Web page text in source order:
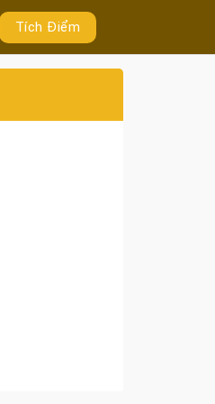
Tích Điểm